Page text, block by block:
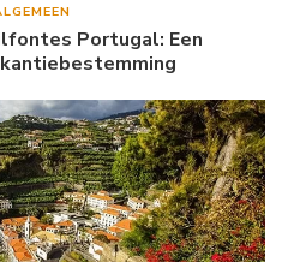
Portugal: Een